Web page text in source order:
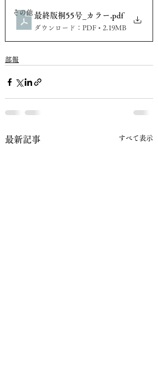
その他 最終版桐55号_カラー .pdf
ダウンロード：PDF • 2.19MB
部報
最新記事 すべて表示